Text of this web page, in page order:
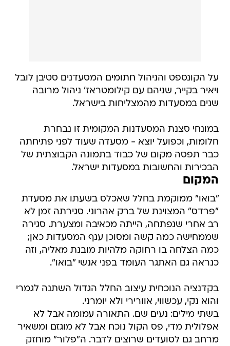
על הקונספט והניהול חתומים המסעדנים סטיבן לובל
ויאיר בקייר, שניהם עם קילומטראז' ניהול מרובה
שנים במסעדות מהמצליחות בישראל.
במונחי סצנת המסעדנות המקומית זו נבחרת
חלומות, וכפועל יוצא - מסעדה שעוד לפני פתיחתה
כבר תפסה מקום של כבוד בתמונה הקבוצתית של
הבכירות והחשובות במסעדות ישראל.
המקום
"בואו" ממוקמת בחלל שאכלס בשעתו את מסעדת
"פרדס" המצוינת של ברק אהרוני. סגירתה זמן לא
רב אחרי שנפתחה, הייתה מכאיבה ומצערת. סגירה
שממחישה כמה קשה ומסוכן ענף המסעדות כאן;
כמה הצלחה בו רחוקה מלהיות מובנת מאליה, וזה
כנראה גם האתגר העומד בפני אנשי "בואו".
בקדנציה הנוכחית עיצוב החלל הגדול השתנה לגמרי
והוא נקי, עכשווי, אוורירי ולא יומרני.
בשתי מילים: נעים שם. התאורה עמומה אבל לא
אפלולית מדי, פס הקול נוכח אבל לא מוגזם ומשאיר
מרחב גם לסועדים שרוצים לדבר. ה"פלור" מוחזק